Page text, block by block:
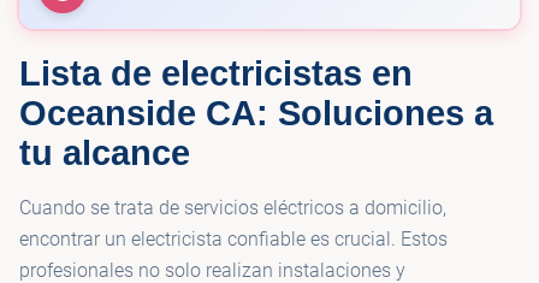
💡 Let There Be Light Electric
💡
Powerhouse Electric, Oceanside.
💡 Oceanside Electrician Pros - Electrical Co
Lista de electricistas en
Oceanside CA: Soluciones a
tu alcance
Cuando se trata de servicios eléctricos a domicilio,
encontrar un electricista confiable es crucial. Estos
profesionales no solo realizan instalaciones y